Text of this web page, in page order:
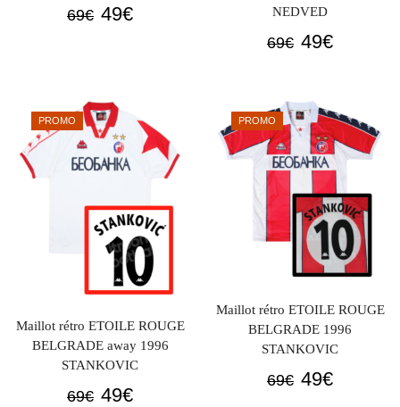
69€ Le
69€.
49€Le
NEDVED
69€ Le
était :
69€.
49€Le
est :
49€.
PROMO
Maillot rétro ETOILE ROUGE
BELGRADE away 1996
STANKOVIC
69€ Le
49€Le
PROMO
Maillot rétro ETOILE ROUGE
BELGRADE 1996
STANKOVIC
69€ Le
49€Le